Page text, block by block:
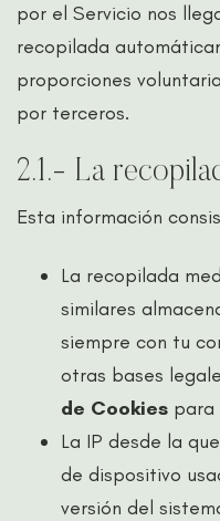
por el Servicio nos
recopilada
proporciones
por terceros.
2.1.- La
Esta información
La recopilada
similares
siempre con tu
otras bases
de Cookies para
La IP desde la
de dispositivo
versión del